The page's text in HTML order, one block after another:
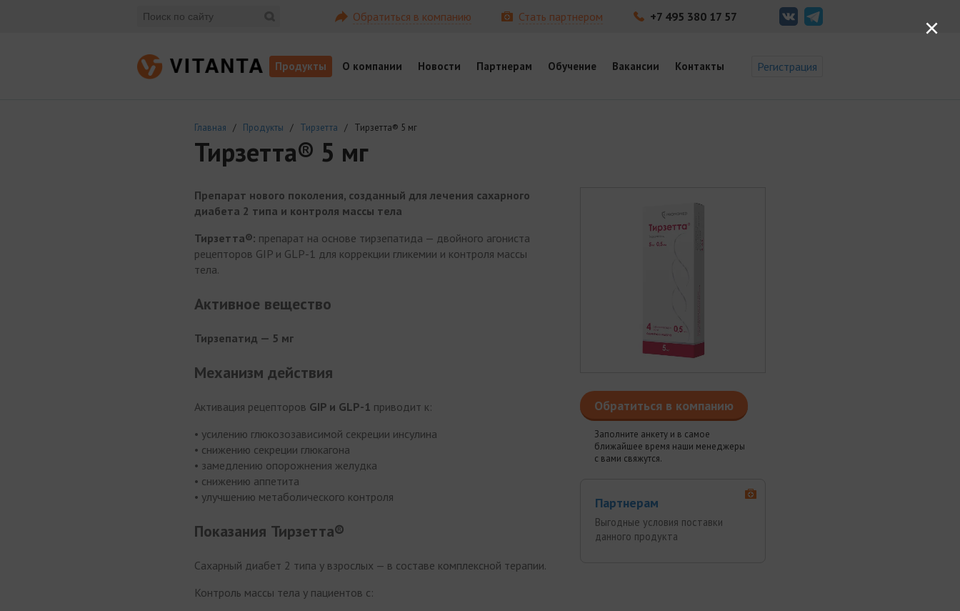
Обратиться в компанию Стать партнером +7 495 380 17 57
Продукты О компании Новости Партнерам Обучение Вакансии Контакты Регистрация
Главная / Продукты / Тирзетта / Тирзетта® 5 мг
Тирзетта® 5 мг
Обратиться в компанию
Заполните анкету и в самое
ближайшее время наши менеджеры
с вами свяжутся.
Партнерам
Выгодные условия поставки
данного продукта
Препарат нового поколения, созданный для лечения сахарного
диабета 2 типа и контроля массы тела
Тирзетта®: препарат на основе тирзепатида — двойного агониста
рецепторов GIP и GLP-1 для коррекции гликемии и контроля массы
тела.
Активное вещество
Тирзепатид — 5 мг
Механизм действия
Активация рецепторов GIP и GLP-1 приводит к:
• усилению глюкозозависимой секреции инсулина
• снижению секреции глюкагона
• замедлению опорожнения желудка
• снижению аппетита
• улучшению метаболического контроля
Показания Тирзетта®
Сахарный диабет 2 типа у взрослых — в составе комплексной терапии.
Контроль массы тела у пациентов с:
×